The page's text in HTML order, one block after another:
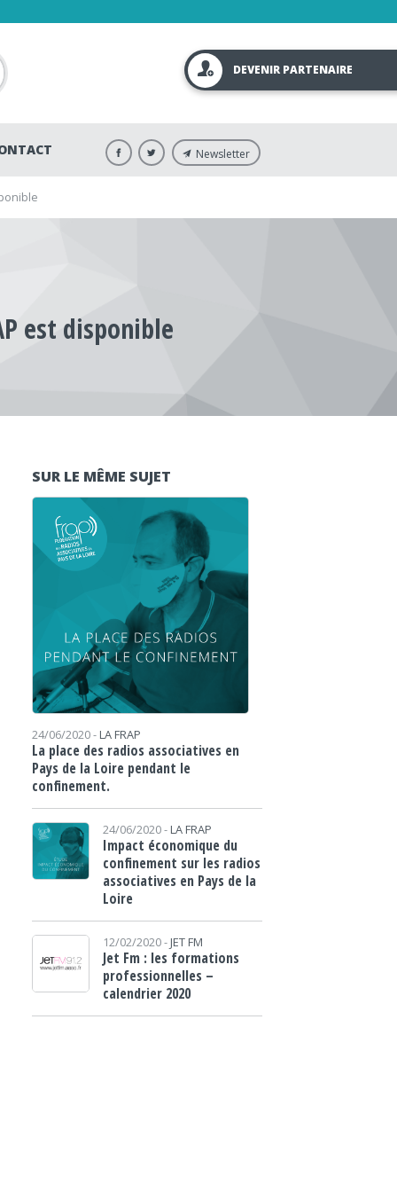
DEVENIR PARTENAIRE
Newsletter
est disponible
SUR LE MÊME SUJET
24/06/2020 - LA FRAP
La place des radios associatives en
Pays de la Loire pendant le
confinement.
24/06/2020 - LA FRAP
Impact économique du
confinement sur les radios
associatives en Pays de la
Loire
12/02/2020 - JET FM
Jet Fm : les formations
professionnelles –
calendrier 2020